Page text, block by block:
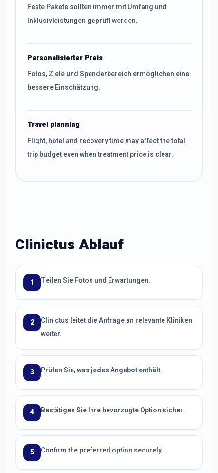
Feste Pakete sollten immer mit Umfang und
Inklusivleistungen geprüft werden.
Personalisierter Preis
Fotos, Ziele und Spenderbereich ermöglichen eine
bessere Einschätzung.
Travel planning
Flight, hotel and recovery time may affect the total
trip budget even when treatment price is clear.
Clinictus Ablauf
1 Teilen Sie Fotos und Erwartungen.
2
Clinictus leitet die Anfrage an relevante Kliniken
weiter.
3 Prüfen Sie, was jedes Angebot enthält.
4 Bestätigen Sie Ihre bevorzugte Option sicher.
5 Confirm the preferred option securely.